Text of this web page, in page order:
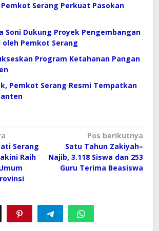
Pemkot Serang Perkuat Pasokan
Soni Dukung Proyek Pengembangan
oleh Pemkot Serang
Program Ketahanan Pangan
Pemkot Serang Resmi Tempatkan
Serang
Raih
Pos berikutnya
Satu Tahun Zakiyah–
Najib, 3.118 Siswa dan 253
Guru Terima Beasiswa